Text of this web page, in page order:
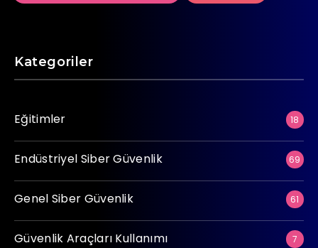
Kategoriler
Eğitimler 18
Endüstriyel Siber Güvenlik 69
Genel Siber Güvenlik 61
Güvenlik Araçları Kullanımı 7